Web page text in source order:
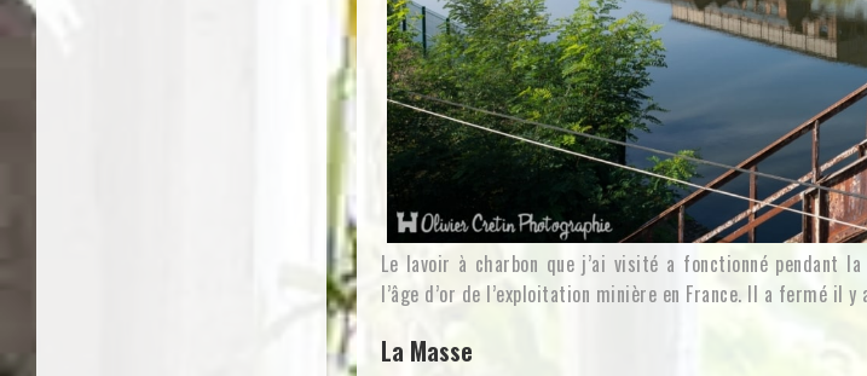
Le lavoir à charbon que j’ai visité a fonctionné pendant
l’âge d’or de l’exploitation minière en France. Il a fermé il y
La Masse